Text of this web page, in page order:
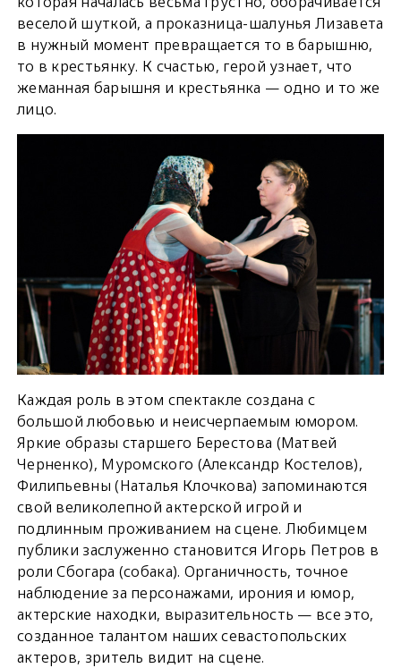
веселой шуткой, а проказница-шалунья Лизавета
в нужный момент превращается то в барышню,
то в крестьянку. К счастью, герой узнает, что
жеманная барышня и крестьянка — одно и то же
лицо.
Каждая роль в этом спектакле создана с
большой любовью и неисчерпаемым юмором.
Яркие образы старшего Берестова (Матвей
Черненко), Муромского (Александр Костелов),
Филипьевны (Наталья Клочкова) запоминаются
свой великолепной актерской игрой и
подлинным проживанием на сцене. Любимцем
публики заслуженно становится Игорь Петров в
роли Сбогара (собака). Органичность, точное
наблюдение за персонажами, ирония и юмор,
актерские находки, выразительность — все это,
созданное талантом наших севастопольских
актеров, зритель видит на сцене.